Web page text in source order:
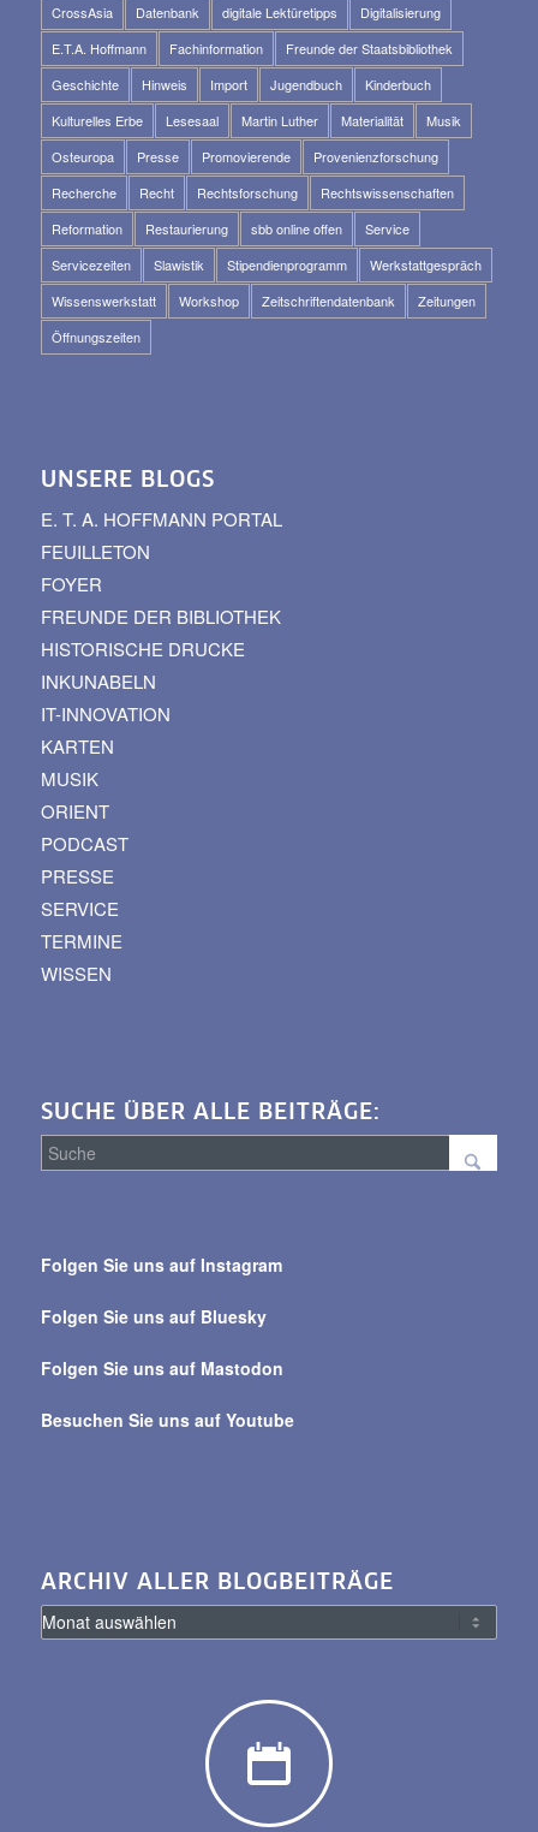
CrossAsia
Datenbank digitale Lektüretipps
Digitalisierung
E.T.A. Hoffmann
Fachinformation
Freunde der Staatsbibliothek
Geschichte
Hinweis Import Jugendbuch
Kinderbuch
Kulturelles Erbe
Lesesaal Martin Luther Materialität
Musik
Osteuropa
Presse Promovierende
Provenienzforschung
Recherche
Recht Rechtsforschung
Rechtswissenschaften
Reformation
Restaurierung sbb online offen
Service
Servicezeiten
Slawistik Stipendienprogramm
Werkstattgespräch
Wissenswerkstatt
Workshop Zeitschriftendatenbank
Zeitungen
Öffnungszeiten
UNSERE BLOGS
E. T. A. HOFFMANN PORTAL
FEUILLETON
FOYER
FREUNDE DER BIBLIOTHEK
HISTORISCHE DRUCKE
INKUNABELN
IT-INNOVATION
KARTEN
MUSIK
ORIENT
PODCAST
PRESSE
SERVICE
TERMINE
WISSEN
SUCHE ÜBER ALLE BEITRÄGE:
alle
Folgen Sie uns auf Instagram
Folgen Sie uns auf Bluesky
Folgen Sie uns auf Mastodon
Besuchen Sie uns auf Youtube
ARCHIV ALLER BLOGBEITRÄGE